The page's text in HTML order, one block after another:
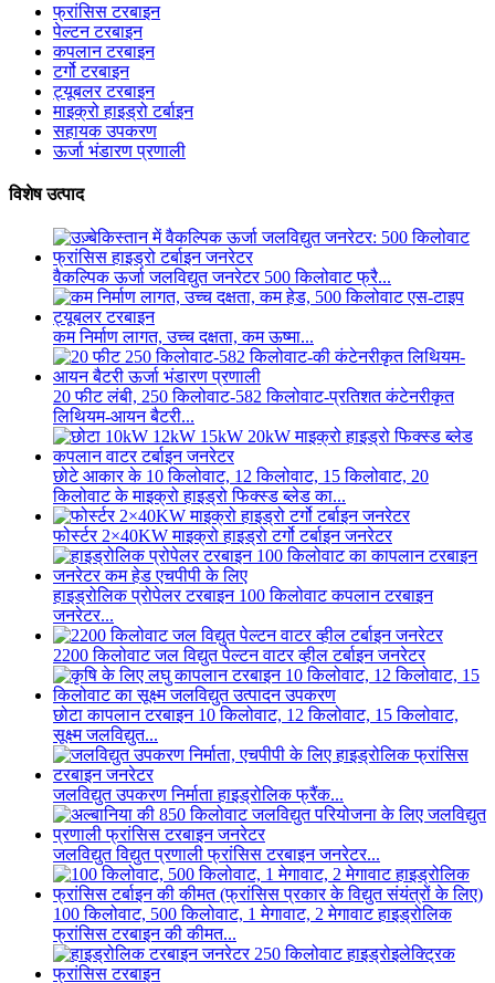
फ्रांसिस टरबाइन
पेल्टन टरबाइन
कपलान टरबाइन
टर्गो टरबाइन
ट्यूबलर टरबाइन
माइक्रो हाइड्रो टर्बाइन
सहायक उपकरण
ऊर्जा भंडारण प्रणाली
विशेष उत्पाद
वैकल्पिक ऊर्जा जलविद्युत जनरेटर 500 किलोवाट फ्रै...
कम निर्माण लागत, उच्च दक्षता, कम ऊष्मा...
20 फीट लंबी, 250 किलोवाट-582 किलोवाट-प्रतिशत कंटेनरीकृत
लिथियम-आयन बैटरी...
छोटे आकार के 10 किलोवाट, 12 किलोवाट, 15 किलोवाट, 20
किलोवाट के माइक्रो हाइड्रो फिक्स्ड ब्लेड का...
फोर्स्टर 2×40KW माइक्रो हाइड्रो टर्गो टर्बाइन जनरेटर
हाइड्रोलिक प्रोपेलर टरबाइन 100 किलोवाट कपलान टरबाइन
जनरेटर...
2200 किलोवाट जल विद्युत पेल्टन वाटर व्हील टर्बाइन जनरेटर
छोटा कापलान टरबाइन 10 किलोवाट, 12 किलोवाट, 15 किलोवाट,
सूक्ष्म जलविद्युत...
जलविद्युत उपकरण निर्माता हाइड्रोलिक फ्रैंक...
जलविद्युत विद्युत प्रणाली फ्रांसिस टरबाइन जनरेटर...
100 किलोवाट, 500 किलोवाट, 1 मेगावाट, 2 मेगावाट हाइड्रोलिक
फ्रांसिस टरबाइन की कीमत...